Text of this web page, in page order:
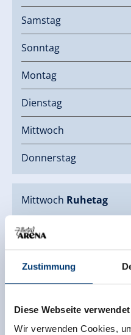
Zustimmung
Diese Webseite
Wir verwenden Cookies,
Samstag
Sonntag
Montag
Dienstag
Mittwoch
Donnerstag
Mittwoch Ruhetag
Links
Martins Skihütte